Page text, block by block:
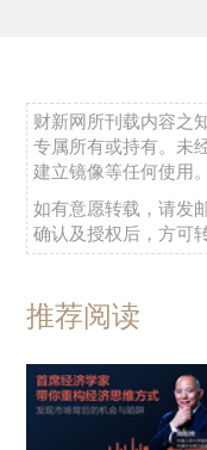
财新网所刊载内容之
专属所有或持有。未
建立镜像等任何使用。
如有意愿转载，请发
确认及授权后，方可转
推荐阅读